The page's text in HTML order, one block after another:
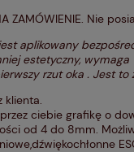
ZAMÓWIENIE. Nie
aplikowany
estetyczny,
rzut oka . Jest to
klienta.
ciebie grafikę o
od 4 do 8mm.